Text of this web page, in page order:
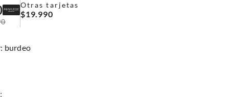
Otras tarjetas
$19.990
: burdeo